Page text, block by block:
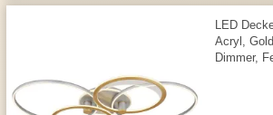
LED
Acryl,
Dimmer,